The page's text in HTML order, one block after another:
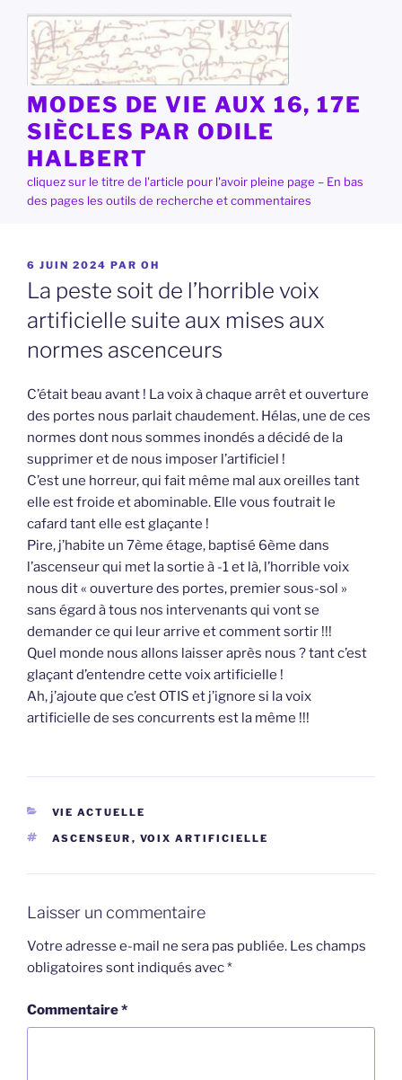
contenu
principal
MODES DE VIE AUX 16, 17E
SIÈCLES PAR ODILE
HALBERT
cliquez sur le titre de l'article pour l'avoir pleine page – En bas
des pages les outils de recherche et commentaires
PUBLIÉ
LE
6 JUIN 2024 PAR OH
La peste soit de l’horrible voix
artificielle suite aux mises aux
normes ascenceurs
C’était beau avant ! La voix à chaque arrêt et ouverture
des portes nous parlait chaudement. Hélas, une de ces
normes dont nous sommes inondés a décidé de la
supprimer et de nous imposer l’artificiel !
C’est une horreur, qui fait même mal aux oreilles tant
elle est froide et abominable. Elle vous foutrait le
cafard tant elle est glaçante !
Pire, j’habite un 7ème étage, baptisé 6ème dans
l’ascenseur qui met la sortie à -1 et là, l’horrible voix
nous dit « ouverture des portes, premier sous-sol »
sans égard à tous nos intervenants qui vont se
demander ce qui leur arrive et comment sortir !!!
Quel monde nous allons laisser après nous ? tant c’est
glaçant d’entendre cette voix artificielle !
Ah, j’ajoute que c’est OTIS et j’ignore si la voix
artificielle de ses concurrents est la même !!!
CATÉGORIES
VIE ACTUELLE
ÉTIQUETTES
ASCENSEUR , VOIX ARTIFICIELLE
Laisser un commentaire
Votre adresse e-mail ne sera pas publiée. Les champs
obligatoires sont indiqués avec*
Commentaire*